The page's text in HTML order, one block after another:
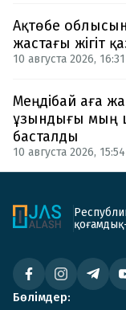
Ақтөбе
жастағы жігіт
10 августа 2026, 16:31
Меңдібай аға
ұзындығы мың
басталды
10 августа 2026, 15:54
Бөлімдер: